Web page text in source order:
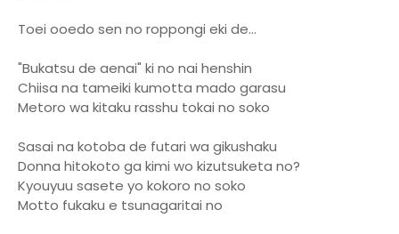
Toei ooedo sen no roppongi eki de...
"Bukatsu de aenai" ki no nai henshin
Chiisa na tameiki kumotta mado garasu
Metoro wa kitaku rasshu tokai no soko
Sasai na kotoba de futari wa gikushaku
Donna hitokoto ga kimi wo kizutsuketa no?
Kyouyuu sasete yo kokoro no soko
Motto fukaku e tsunagaritai no